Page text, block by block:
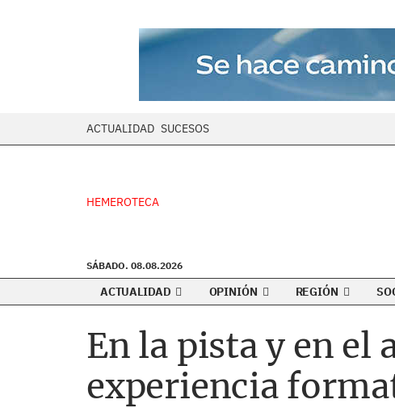
ACTUALIDAD SUCESOS
HEMEROTECA
SÁBADO. 08.08.2026
ACTUALIDAD OPINIÓN REGIÓN
En la pista y en el
experiencia